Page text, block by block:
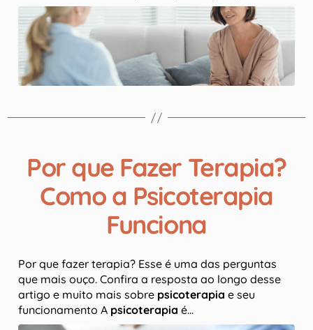
Por que Fazer Terapia?
Como a Psicoterapia
Funciona
Por que fazer terapia? Esse é uma das perguntas
que mais ouço. Confira a resposta ao longo desse
artigo e muito mais sobre psicoterapia e seu
funcionamento A psicoterapia é…